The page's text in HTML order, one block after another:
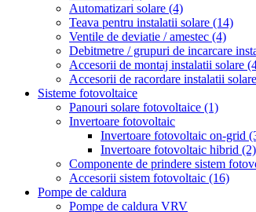
Automatizari solare (4)
Teava pentru instalatii solare (14)
Ventile de deviatie / amestec (4)
Debitmetre / grupuri de incarcare
Accesorii de montaj instalatii solare
Accesorii de racordare instalatii solare
Sisteme fotovoltaice
Panouri solare fotovoltaice (1)
Invertoare fotovoltaic
Invertoare fotovoltaic on-grid
Invertoare fotovoltaic hibrid (2)
Componente de prindere sistem
Accesorii sistem fotovoltaic (16)
Pompe de caldura
Pompe de caldura VRV